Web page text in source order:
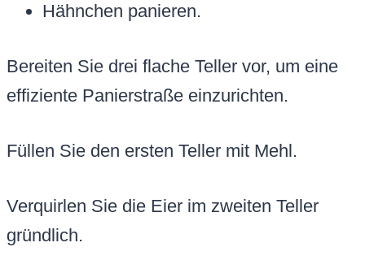
Hähnchen panieren.
Bereiten Sie drei flache Teller vor, um eine
effiziente Panierstraße einzurichten.
Füllen Sie den ersten Teller mit Mehl.
Verquirlen Sie die Eier im zweiten Teller
gründlich.